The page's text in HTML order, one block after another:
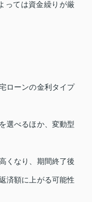
っては資金繰りが厳
ローンの金利タイプ
選べるほか、変動型
くなり、期間終了後
済額に上がる可能性